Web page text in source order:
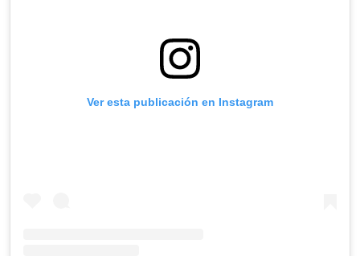
Ver esta publicación en Instagram